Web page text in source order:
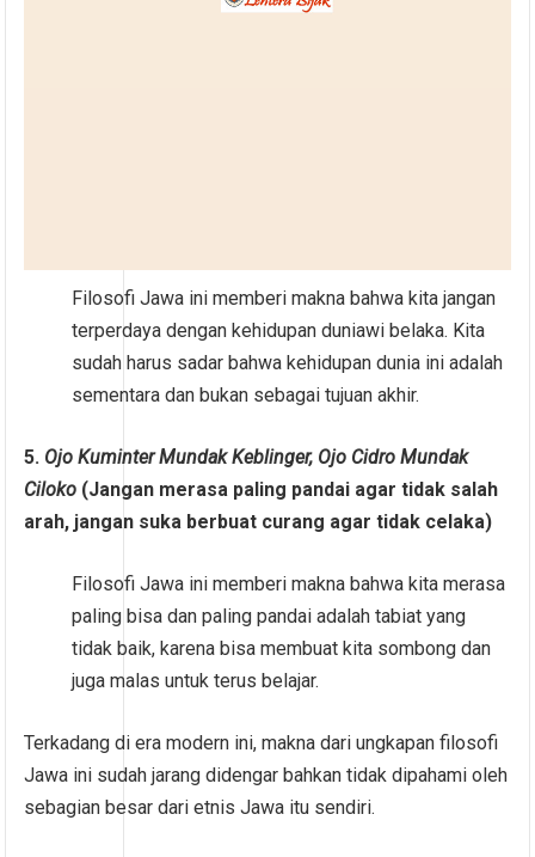
Filosofi Jawa ini memberi makna bahwa kita jangan
terperdaya dengan kehidupan duniawi belaka. Kita
sudah harus sadar bahwa kehidupan dunia ini adalah
sementara dan bukan sebagai tujuan akhir.
5. Ojo Kuminter Mundak Keblinger, Ojo Cidro Mundak
Ciloko (Jangan merasa paling pandai agar tidak salah
arah, jangan suka berbuat curang agar tidak celaka)
Filosofi Jawa ini memberi makna bahwa kita merasa
paling bisa dan paling pandai adalah tabiat yang
tidak baik, karena bisa membuat kita sombong dan
juga malas untuk terus belajar.
Terkadang di era modern ini, makna dari ungkapan filosofi
Jawa ini sudah jarang didengar bahkan tidak dipahami oleh
sebagian besar dari etnis Jawa itu sendiri.